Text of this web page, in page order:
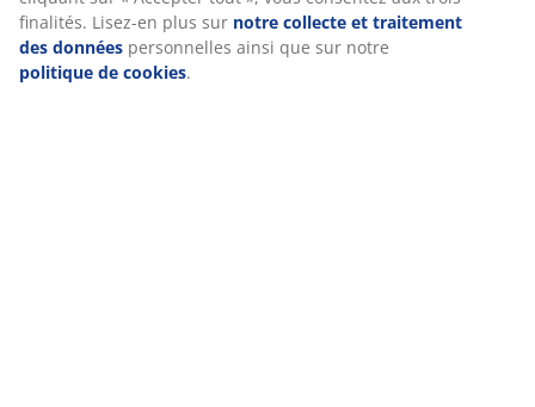
Notes
partenaires marketing (par exemple Google, Meta et TikTok)
pour des publicités ciblées et statiques. Vous pouvez en
savoir plus sur les finalités via « Modifier » et retirer votre
consentement à tout moment en cliquant sur l’icône des